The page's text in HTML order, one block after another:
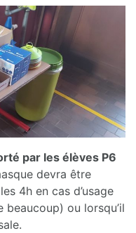
par les élèves P6
devra être
4h en cas d’usage
ou lorsqu’il